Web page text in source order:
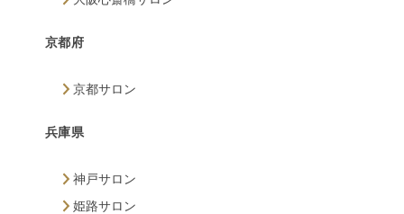
京都府
京都サロン
兵庫県
神戸サロン
姫路サロン